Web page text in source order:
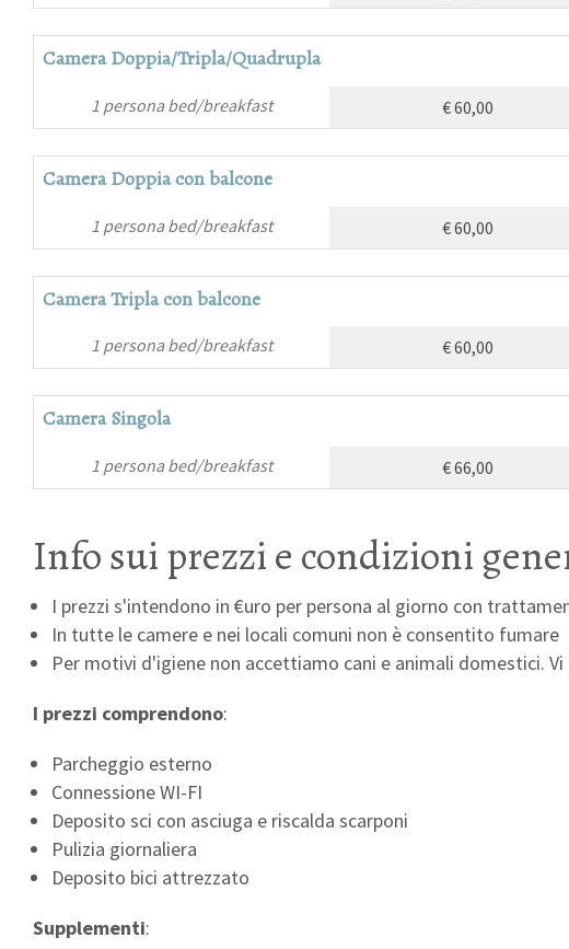
Camera Doppia/Tripla/Quadrupla
1 persona bed/breakfast € 60,00
Camera Doppia con balcone
1 persona bed/breakfast € 60,00
Camera Tripla con balcone
1 persona bed/breakfast € 60,00
Camera Singola
1 persona bed/breakfast € 66,00
Info sui prezzi e condizioni
I prezzi s'intendono in €uro per persona al giorno con
In tutte le camere e nei locali comuni non è consentito fumare
Per motivi d'igiene non accettiamo cani e animali domestici.
I prezzi comprendono:
Parcheggio esterno
Connessione WI-FI
Deposito sci con asciuga e riscalda scarponi
Pulizia giornaliera
Deposito bici attrezzato
Supplementi: